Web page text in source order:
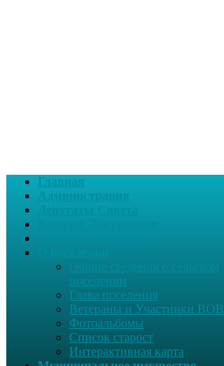
Главная
поселении
Глава поселения
Ветераны и Участники ВОВ
Фотоальбомы
Список старост
Интерактивная карта